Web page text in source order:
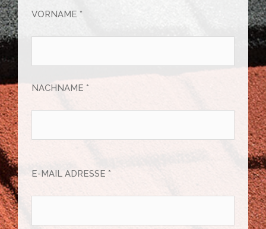
VORNAME *
NACHNAME *
E-MAIL ADRESSE *